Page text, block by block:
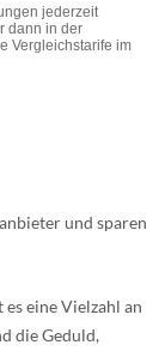
und sparen
eine Vielzahl an
die Geduld,